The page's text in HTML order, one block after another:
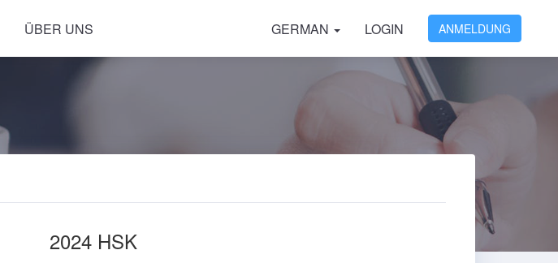
ÜBER UNS GERMAN LOGIN ANMELDUNG
2024 HSK